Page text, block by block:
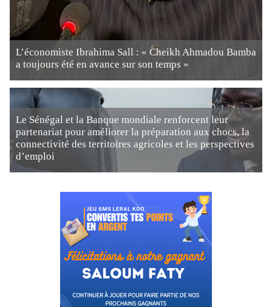
L’économiste Ibrahima Sall : « Cheikh Ahmadou Bamba
a toujours été en avance sur son temps »
Le Sénégal et la Banque mondiale renforcent leur
partenariat pour améliorer la préparation aux chocs, la
connectivité des territoires agricoles et les perspectives
d’emploi